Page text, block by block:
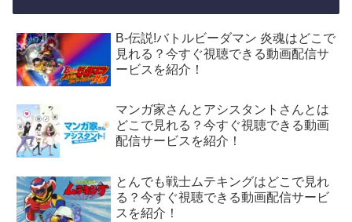
B-伝説!バトルビーダマン 炎魂はどこで
見れる？今すぐ視聴できる動画配信サ
ービスを紹介！
マンガ家さんとアシスタントさんとは
どこで見れる？今すぐ視聴できる動画
配信サービスを紹介！
とんでも戦士ムテキングはどこで見れ
る？今すぐ視聴できる動画配信サービ
スを紹介！